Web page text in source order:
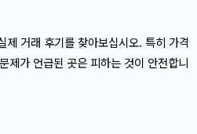
제 거래 후기를 찾아보십시오. 특히 가격
제가 언급된 곳은 피하는 것이 안전합니